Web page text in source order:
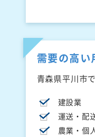
需要の高い
青森県平川市で
建設業
運送・配
農業・個